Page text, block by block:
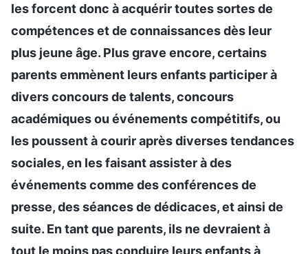
les forcent donc à acquérir toutes sortes de
compétences et de connaissances dès leur
plus jeune âge. Plus grave encore, certains
parents emmènent leurs enfants participer à
divers concours de talents, concours
académiques ou événements compétitifs, ou
les poussent à courir après diverses tendances
sociales, en les faisant assister à des
événements comme des conférences de
presse, des séances de dédicaces, et ainsi de
suite. En tant que parents, ils ne devraient à
tout le moins pas conduire leurs enfants à